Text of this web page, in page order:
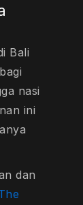
Bali
nasi
ini
dan